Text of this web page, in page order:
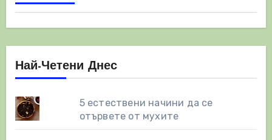
Най-Четени Днес
5 естествени начини да се
отървете от мухите